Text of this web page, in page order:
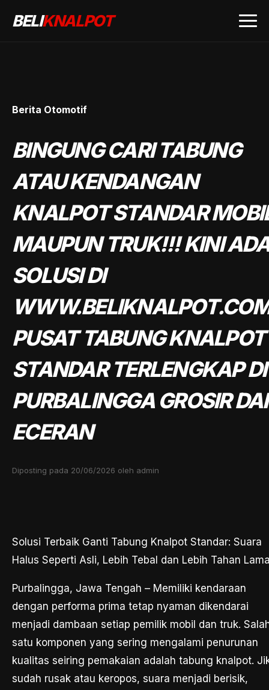
BELIKNALPOT
Berita Otomotif
BINGUNG CARI TABUNG
ATAU KENDANGAN
KNALPOT STANDAR
MAUPUN TRUK!!! KINI
SOLUSI DI
PUSAT TABUNG KNALPOT
STANDAR TERLENGKAP DI
PURBALINGGA GROSIR
ECERAN
Diposting pada 20/06/2026 oleh admin
Solusi Terbaik Ganti Tabung Knalpot Standar: Suara
Halus Seperti Asli, Lebih Tebal dan Lebih Tahan
Purbalingga, Jawa Tengah – Memiliki kendaraan
dengan performa prima tetap nyaman dikendarai
menjadi dambaan setiap pemilik mobil dan truk.
satu komponen yang sering mengalami penurunan
kualitas seiring pemakaian adalah tabung knalpot.
sudah rusak atau keropos, suara menjadi berisik,